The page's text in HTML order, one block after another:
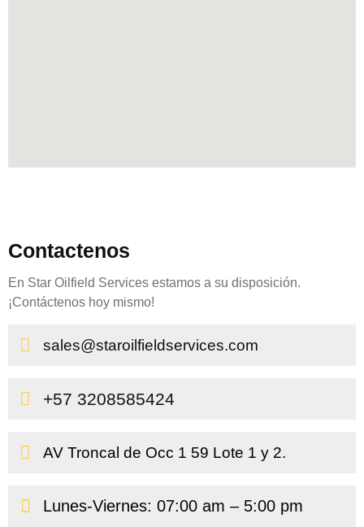
Contactenos
En Star Oilfield Services estamos a su disposición.
¡Contáctenos hoy mismo!
sales@staroilfieldservices.com
+57 3208585424
AV Troncal de Occ 1 59 Lote 1 y 2.
Lunes-Viernes: 07:00 am – 5:00 pm